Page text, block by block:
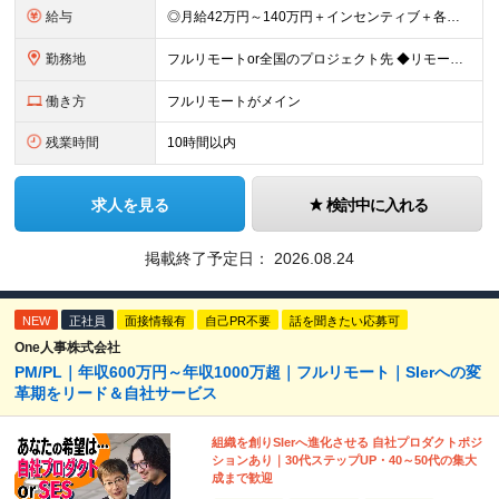
給与 ◎月給42万円～140万円＋インセンティブ＋各種手当 ・エンジニア平均年収640万円 ・入社したエンジニア全員年収UP！平均180万円UP！ ・還元率80~95%！平均還元率86.9% ・単価連動型⇒
勤務地 フルリモートor全国のプロジェクト先 ◆リモート実施率93%（リモート／出社の頻度も自分で選べる） ◆UIターン歓迎！転勤なし ※(変更の範囲)上記を除く当社関連勤務地 ＼独立した評価機関による評価
働き方 フルリモートがメイン
残業時間 10時間以内
求人を見る 検討中に入れる
掲載終了予定日： 2026.08.24
NEW 正社員 面接情報有 自己PR不要 話を聞きたい応募可
One人事株式会社
PM/PL｜年収600万円～年収1000万超｜フルリモート｜SIerへの変
革期をリード＆自社サービス
組織を創りSIerへ進化させる 自社プロダクトポジ
ションあり｜30代ステップUP・40～50代の集大
成まで歓迎